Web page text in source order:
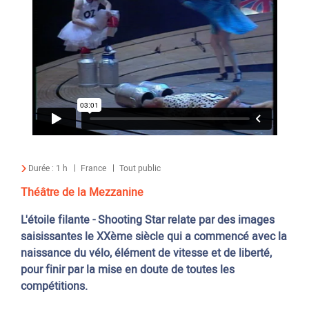
Durée : 1 h France Tout public
Théâtre de la Mezzanine
L'étoile filante - Shooting Star relate par des images
saisissantes le XXème siècle qui a commencé avec la
naissance du vélo, élément de vitesse et de liberté,
pour finir par la mise en doute de toutes les
compétitions.